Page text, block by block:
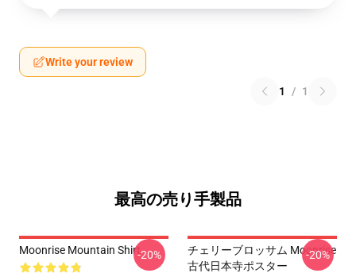
Write your review
1 / 1
最高の売り手製品
Moonrise Mountain Shirt-20%
チェリーブロッサム Moonrise
古代日本寺ポスター
-20%